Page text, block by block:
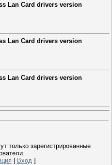
Lan Card drivers version
Lan Card drivers version
Lan Card drivers version
только зарегистрированные
| Вход]